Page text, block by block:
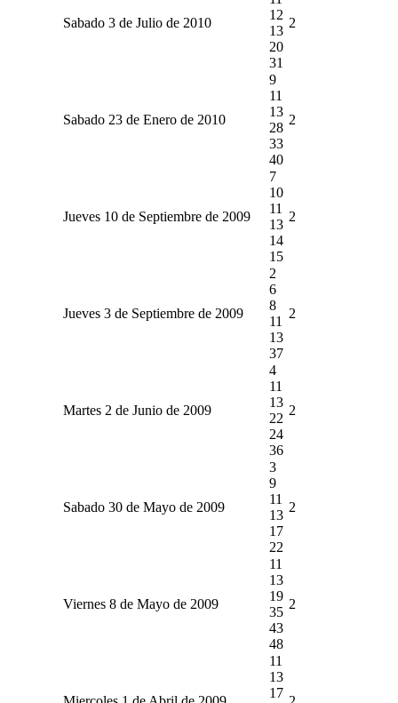
Sabado 3 de Julio de 2010
12
13
20
31
2
Sabado 23 de Enero de 2010
9
11
13
28
33
40
2
Jueves 10 de Septiembre de 2009
7
10
11
13
14
15
2
Jueves 3 de Septiembre de 2009
2
6
8
11
13
37
2
Martes 2 de Junio de 2009
4
11
13
22
24
36
2
Sabado 30 de Mayo de 2009
3
9
11
13
17
22
2
Viernes 8 de Mayo de 2009
11
13
19
35
43
48
2
11
13
17